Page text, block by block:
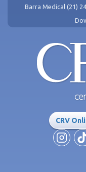
Barra Medical (21)
CRV